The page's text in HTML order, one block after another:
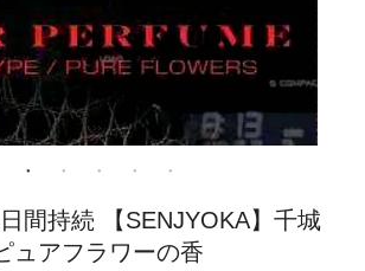
間持続 【SENJYOKA】千城
ュアフラワーの香